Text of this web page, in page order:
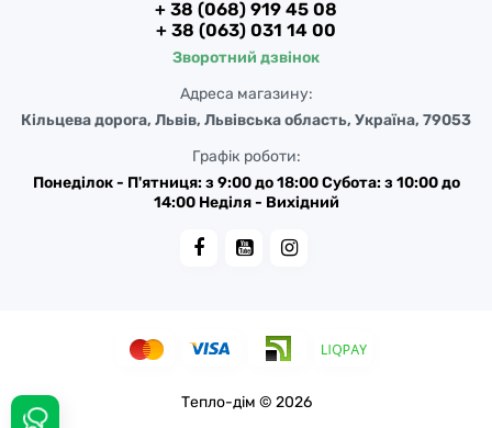
+ 38 (068) 919 45 08
+ 38 (063) 031 14 00
Зворотний дзвінок
Адреса магазину:
Кільцева дорога, Львів, Львівська область, Україна, 79053
Графік роботи:
Понеділок - П'ятниця: з 9:00 до 18:00 Субота: з 10:00 до
14:00 Неділя - Вихідний
Тепло-дім © 2026